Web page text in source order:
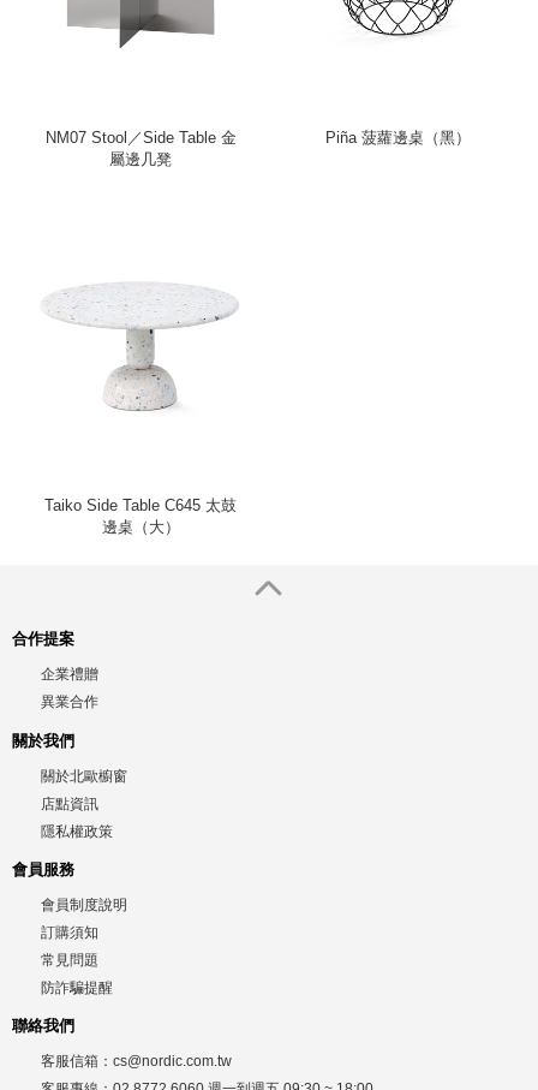
NM07 Stool／Side Table 金
屬邊几凳
Piña 菠蘿邊桌（黑）
Taiko Side Table C645 太鼓
邊桌（大）
合作提案
企業禮贈
異業合作
關於我們
關於北歐櫥窗
店點資訊
隱私權政策
會員服務
會員制度說明
訂購須知
常見問題
防詐騙提醒
聯絡我們
客服信箱： cs@nordic.com.tw